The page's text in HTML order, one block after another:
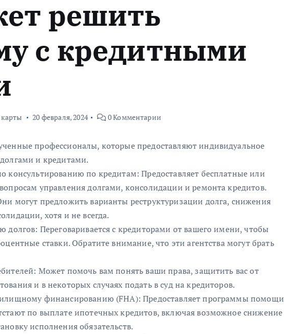
решить
с кредитными
20 февраля, 2024 0 Комментарии
профессионалы, которые предоставляют индивидуальное
и кредитами.
консультированию по кредитам: Предоставляет бесплатные или
управления долгами, консолидации и ремонта кредитов.
могут предложить варианты реструктуризации долга, снижения
хотя и не всегда.
долгов: Переговаривается с кредиторами от вашего имени, чтобы
ставки. Обратите внимание, что эти агентства могут брать
Может помочь вам понять ваши права, защитить вас от
и в некоторых случаях подать в суд на кредиторов.
финансированию (FHA): Предоставляет программы помощи
по выплате ипотечных кредитов, включая возможное снижение
исполнения обязательств.